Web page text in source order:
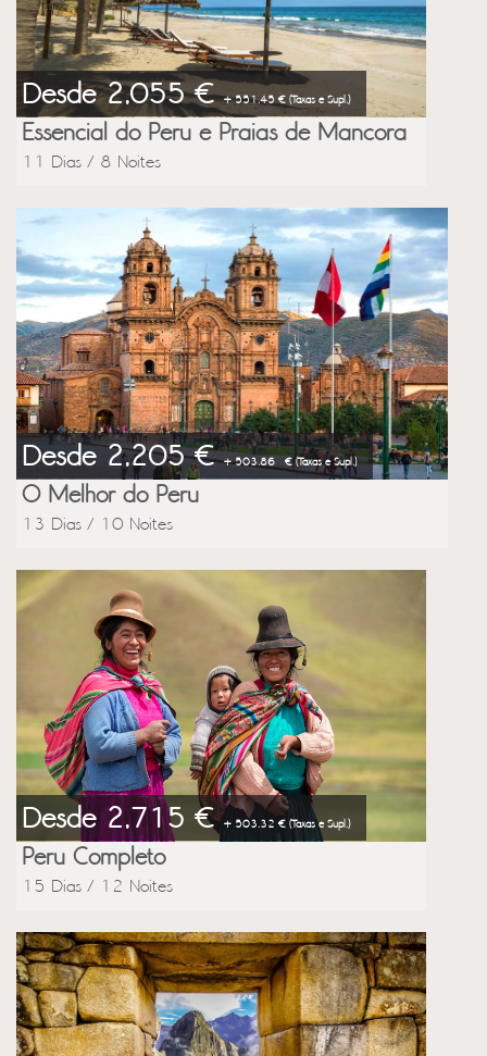
Desde 2,055 €+ 551.45 € (Taxas e Supl.)
Essencial do Peru e Praias de Mancora
11 Dias / 8 Noites
Desde 2,205 €+ 503.86 € (Taxas e Supl.)
O Melhor do Peru
13 Dias / 10 Noites
Desde 2,715 €+ 503.32 € (Taxas e Supl.)
Peru Completo
15 Dias / 12 Noites